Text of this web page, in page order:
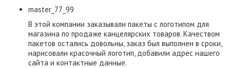
master_77_99
В этой компании заказывали пакеты с логотипом для
магазина по продаже канцелярских товаров. Качеством
пакетов остались довольны, заказ был выполнен в сроки,
нарисовали красочный логотип, добавили адрес нашего
сайта и контактные данные.